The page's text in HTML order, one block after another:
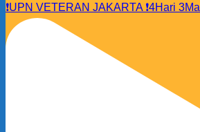
❗️UPN VETERAN JAKARTA ❗️4Hari